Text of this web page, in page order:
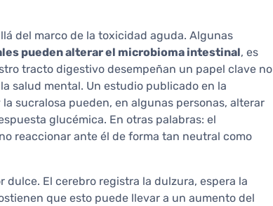
del marco de la toxicidad aguda. Algunas
pueden alterar el microbioma intestinal, es
tracto digestivo desempeñan un papel clave no
salud mental. Un estudio publicado en la
sucralosa pueden, en algunas personas, alterar
glucémica. En otras palabras: el
reaccionar ante él de forma tan neutral como
dulce. El cerebro registra la dulzura, espera la
que esto puede llevar a un aumento del